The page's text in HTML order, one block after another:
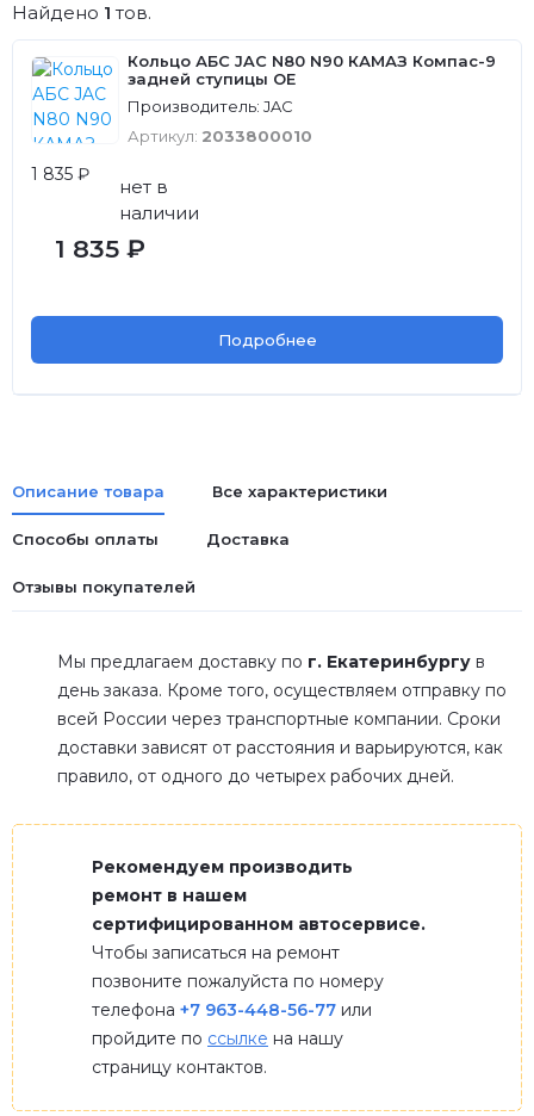
Найдено 1 тов.
Кольцо АБС JAC N80 N90 КАМАЗ Компас-9
задней ступицы OE
Производитель: JAC
Артикул: 2033800010
1 835 ₽
нет в
наличии
1 835 ₽
Подробнее
Описание товара Все характеристики
Способы оплаты Доставка
Отзывы покупателей
Мы предлагаем доставку по г. Екатеринбургу в
день заказа. Кроме того, осуществляем отправку по
всей России через транспортные компании. Сроки
доставки зависят от расстояния и варьируются, как
правило, от одного до четырех рабочих дней.
Рекомендуем производить
ремонт в нашем
сертифицированном автосервисе.
Чтобы записаться на ремонт
позвоните пожалуйста по номеру
телефона +7 963-448-56-77 или
пройдите по ссылке на нашу
страницу контактов.